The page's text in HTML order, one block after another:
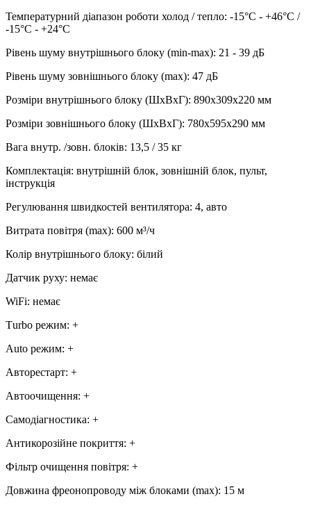
Температурний діапазон роботи холод / тепло: -15°С - +46°С /
-15°С - +24°С
Рівень шуму внутрішнього блоку (min-max): 21 - 39 дБ
Рівень шуму зовнішнього блоку (max): 47 дБ
Розміри внутрішнього блоку (ШхВхГ): 890х309х220 мм
Розміри зовнішнього блоку (ШхВхГ): 780х595х290 мм
Вага внутр. /зовн. блоків: 13,5 / 35 кг
Комплектація: внутрішній блок, зовнішній блок, пульт,
інструкція
Регулювання швидкостей вентилятора: 4, авто
Витрата повітря (max): 600 м³/ч
Колір внутрішнього блоку: білий
Датчик руху: немає
WiFi: немає
Тurbo режим: +
Аuto режим: +
Авторестарт: +
Автоочищення: +
Самодіагностика: +
Антикорозійне покриття: +
Фільтр очищення повітря: +
Довжина фреонопроводу між блоками (max): 15 м